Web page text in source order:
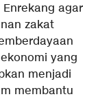
agar
zakat
yang
menjadi
membantu